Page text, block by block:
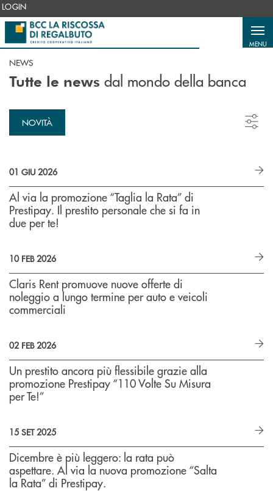
Salta al contenuto principale
LOGIN
MENU
NEWS
Tutte le news dal mondo della banca
NOVITÀ
01 GIU 2026
Al via la promozione “Taglia la Rata” di
Prestipay. Il prestito personale che si fa in
due per te!
10 FEB 2026
Claris Rent promuove nuove offerte di
noleggio a lungo termine per auto e veicoli
commerciali
02 FEB 2026
Un prestito ancora più flessibile grazie alla
promozione Prestipay “110 Volte Su Misura
per Te!”
15 SET 2025
Dicembre è più leggero: la rata può
aspettare. Al via la nuova promozione “Salta
la Rata” di Prestipay.